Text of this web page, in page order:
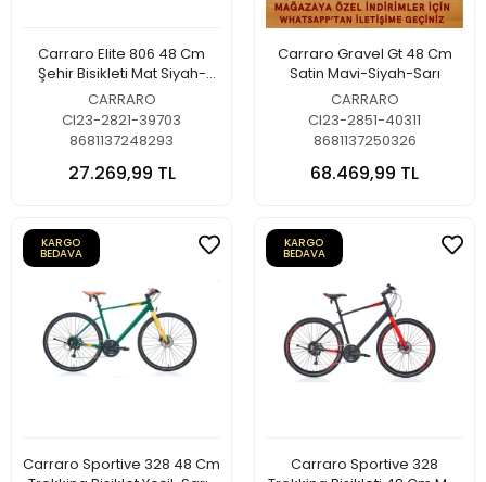
Carraro Elite 806 48 Cm
Şehir Bisikleti Mat Siyah-
Bakır-Krem
CARRARO
CI23-2821-39703
8681137248293
27.269,99 TL
Carraro Gravel Gt 48 Cm
Satin Mavi-Siyah-Sarı
CARRARO
CI23-2851-40311
8681137250326
68.469,99 TL
KARGO
BEDAVA
Carraro Sportive 328 48 Cm
KARGO
BEDAVA
Carraro Sportive 328